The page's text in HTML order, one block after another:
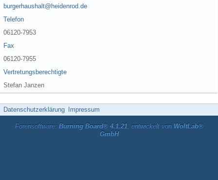
burgerhaushalt@heidenrod.de
Telefon
06120-7953
Fax
06120-7955
Vertretungsberechtigte
Stefan Janzen
Datenschutzerklärung Impressum
Forensoftware: Burning Board® 4.1.21, entwickelt von WoltLab®
GmbH